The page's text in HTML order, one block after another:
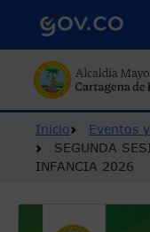
Ruta de
Inicio
Eventos
SEGUNDA
INFANCIA 2026